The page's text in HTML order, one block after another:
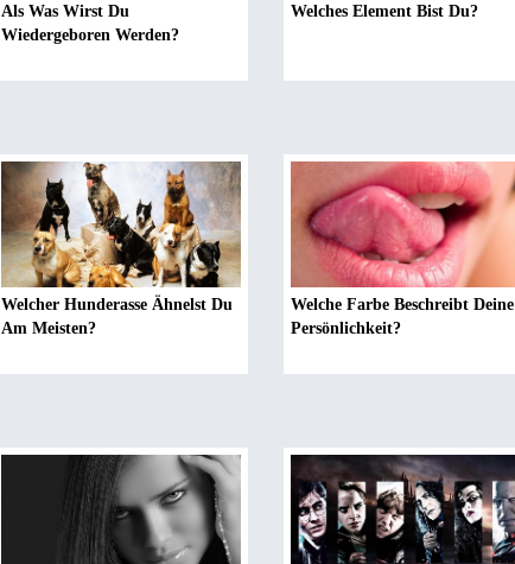
Als Was Wirst Du
Wiedergeboren Werden?
Welches Element Bist Du?
Welcher Hunderasse Ähnelst Du
Am Meisten?
Welche Farbe Beschreibt Deine
Persönlichkeit?